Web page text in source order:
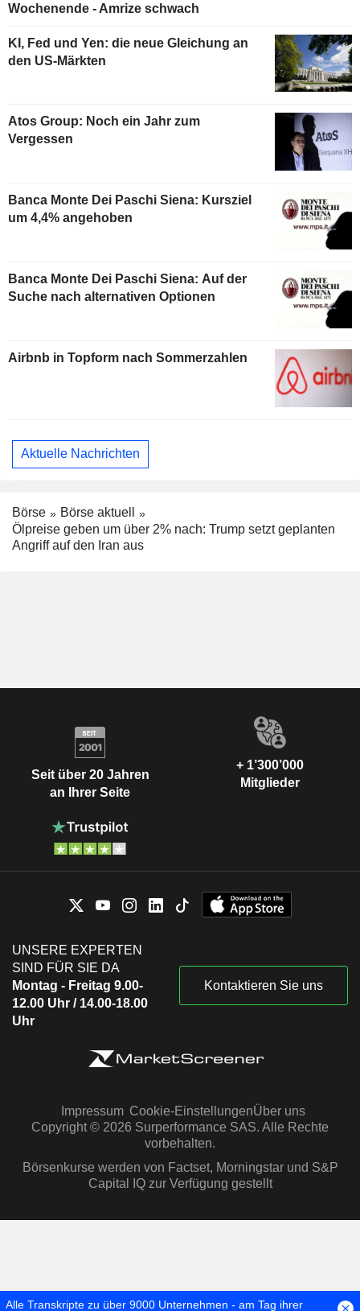
Wochenende - Amrize schwach
KI, Fed und Yen: die neue Gleichung an
den US-Märkten
Atos Group: Noch ein Jahr zum
Vergessen
Banca Monte Dei Paschi Siena: Kursziel
um 4,4% angehoben
Banca Monte Dei Paschi Siena: Auf der
Suche nach alternativen Optionen
Airbnb in Topform nach Sommerzahlen
Aktuelle Nachrichten
Börse
Börse aktuell
Ölpreise geben um über 2% nach: Trump setzt geplanten
Angriff auf den Iran aus
Seit über 20 Jahren
an Ihrer Seite
+ 1’300’000
Mitglieder
UNSERE EXPERTEN
SIND FÜR SIE DA
Montag - Freitag 9.00-
12.00 Uhr / 14.00-18.00
Uhr
Kontaktieren Sie uns
Impressum Cookie-EinstellungenÜber uns
Copyright © 2026 Surperformance SAS. Alle Rechte
vorbehalten.
Börsenkurse werden von Factset, Morningstar und S&P
Capital IQ zur Verfügung gestellt
Alle Transkripte zu über 9000 Unternehmen - am Tag ihrer